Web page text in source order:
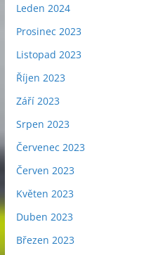
Leden 2024
Prosinec 2023
Listopad 2023
Říjen 2023
Září 2023
Srpen 2023
Červenec 2023
Červen 2023
Květen 2023
Duben 2023
Březen 2023